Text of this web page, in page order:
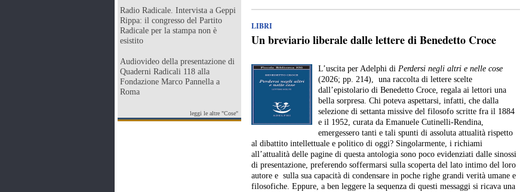
Radio Radicale. Intervista a Geppi
Rippa: il congresso del Partito
Radicale per la stampa non è
esistito
Audiovideo della presentazione di
Quaderni Radicali 118 alla
Fondazione Marco Pannella a
Roma
leggi le altre "Cose"
LIBRI
Un breviario liberale dalle lettere di Benedetto Croce
L’uscita per Adelphi di Perdersi negli altri e nelle cose
(2026; pp. 214), una raccolta di lettere scelte
dall’epistolario di Benedetto Croce, regala ai lettori una
bella sorpresa. Chi poteva aspettarsi, infatti, che dalla
selezione di settanta missive del filosofo scritte fra il 1884
e il 1952, curata da Emanuele Cutinelli-Rendina,
emergessero tanti e tali spunti di assoluta attualità rispetto
al dibattito intellettuale e politico di oggi? Singolarmente, i richiami
all’attualità delle pagine di questa antologia sono poco evidenziati dalle sinossi
di presentazione, preferendo soffermarsi sulla scoperta del lato intimo del loro
autore e sulla sua capacità di condensare in poche righe grandi verità umane e
filosofiche. Eppure, a ben leggere la sequenza di questi messaggi si ricava una